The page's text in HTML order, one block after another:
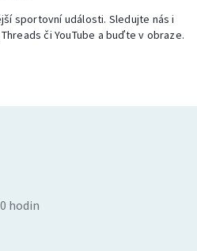
sportovní události. Sledujte nás i
či YouTube a buďte v obraze.
hodin